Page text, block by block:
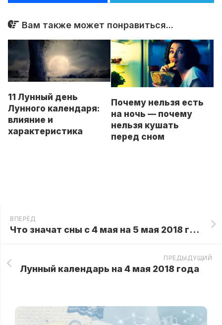
Вам также может понравиться...
11 Лунный день
Лунного календаря:
влияние и
характеристика
Почему нельзя есть
на ночь — почему
нельзя кушать
перед сном
ВПЕРЁД
Что значат сны с 4 мая на 5 мая 2018 года
ПРЕДЫДУЩИЙ
Лунный календарь на 4 мая 2018 года